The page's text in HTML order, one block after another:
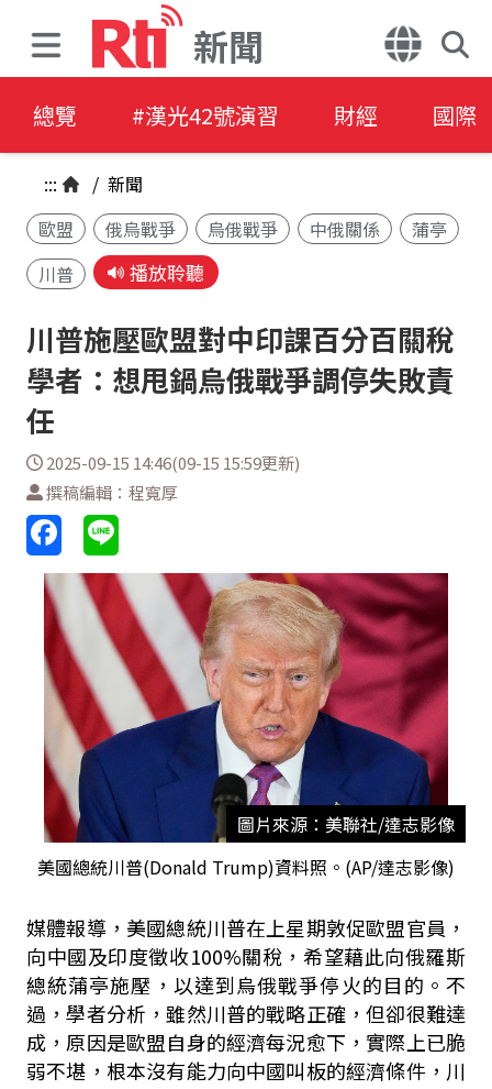
新聞
總覽 #漢光42號演習 財經 國際
::: / 新聞
歐盟
俄烏戰爭 烏俄戰爭 中俄關係
蒲亭
川普
播放聆聽
川普施壓歐盟對中印課百分百關稅
學者：想甩鍋烏俄戰爭調停失敗責
任
2025-09-15 14:46(09-15 15:59更新)
撰稿編輯：程寬厚
圖片來源：美聯社/達志影像
美國總統川普(Donald Trump)資料照。(AP/達志影像)
媒體報導，美國總統川普在上星期敦促歐盟官員，
向中國及印度徵收100%關稅，希望藉此向俄羅斯
總統蒲亭施壓，以達到烏俄戰爭停火的目的。不
過，學者分析，雖然川普的戰略正確，但卻很難達
成，原因是歐盟自身的經濟每況愈下，實際上已脆
弱不堪，根本沒有能力向中國叫板的經濟條件，川